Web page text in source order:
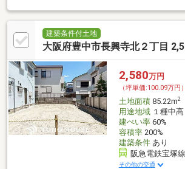
建築条件付土地
大阪府豊中市長興寺北２丁目
2,580万円
（坪単価:100.09万円）
土地面積85.22m2
用途地域１種中高
建ぺい率60%
容積率200%
建築条件あり
阪急電鉄宝塚
その他の交通